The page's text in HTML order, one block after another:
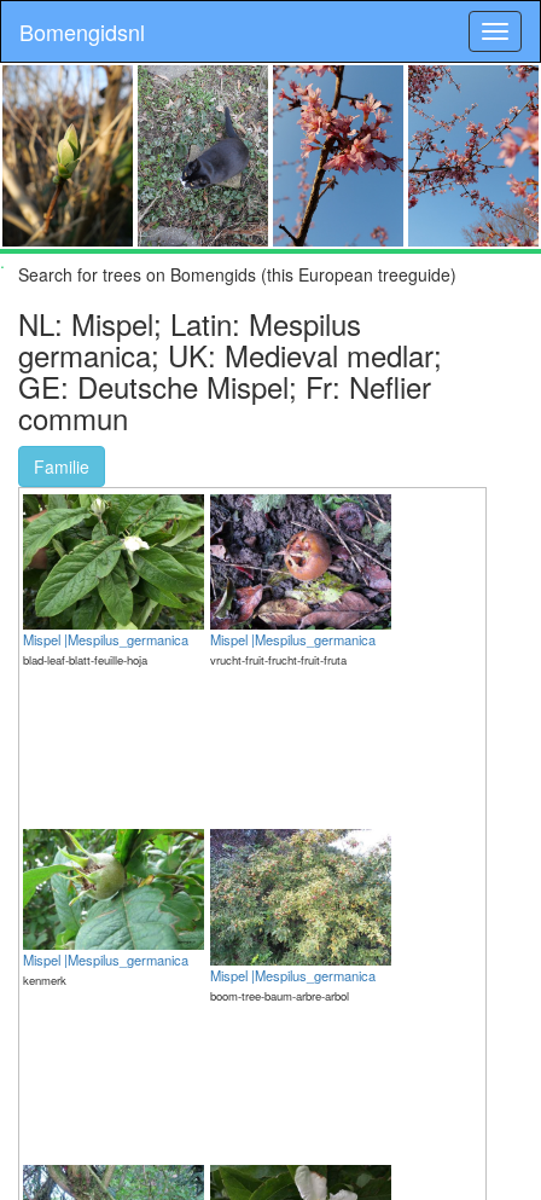
Bomengidsnl
.
Search for trees on Bomengids (this European treeguide)
NL: Mispel; Latin: Mespilus
germanica; UK: Medieval medlar;
GE: Deutsche Mispel; Fr: Neflier
commun
Familie
Mispel |Mespilus_germanica
blad-leaf-blatt-feuille-hoja
Mispel |Mespilus_germanica
vrucht-fruit-frucht-fruit-fruta
Mispel |Mespilus_germanica
kenmerk Mispel |Mespilus_germanica
boom-tree-baum-arbre-arbol